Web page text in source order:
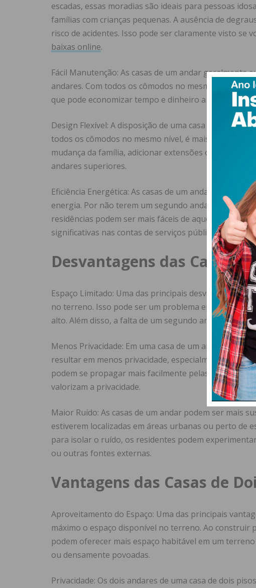
escadas, essas moradias são ideais para pessoas
famílias com crianças pequenas. A ausência de
risco de acidentes. Isso pode ser claramente visto se
baixas online.
Fácil Manutenção: As casas de um andar geralmente
andares. Com todos os cômodos no mesmo nível, é
que pode economizar tempo e dinheiro a longo prazo.
Design Flexível: A disposição de uma casa de um
todos os cômodos no mesmo nível, é mais fácil
mudança da família, adicionar extensões ou fazer
andares superiores.
Eficiência Energética: As casas de um andar podem
energia. Por não terem um segundo andar que exija
residências podem ser mais fáceis de aquecer ou
significativas nas contas de serviços públicos.
Desvantagens das Casas
Espaço Limitado: Uma das principais desvantagens
no terreno. Isso pode ser um problema em áreas
alto. Além disso, a falta de um segundo andar pode
Menos Privacidade: Em uma casa de um andar, todos
resultar em menos privacidade, especialmente se
podem se propagar mais facilmente pelas paredes,
valorizam a privacidade.
Maior Ruído: As casas de um andar podem ser mais
estiverem localizadas em áreas urbanas ou perto de
para isolar o ruído, os residentes podem
ou outras fontes externas.
Vantagens das Casas de
Aproveitamento do Espaço: Uma das principais
máximo o espaço disponível no terreno. Ao construir
podem oferecer mais espaço habitável em um
ou densamente povoadas.
Privacidade: Os dois andares de uma casa de dois